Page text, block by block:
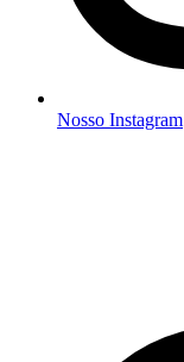
Nosso Instagram